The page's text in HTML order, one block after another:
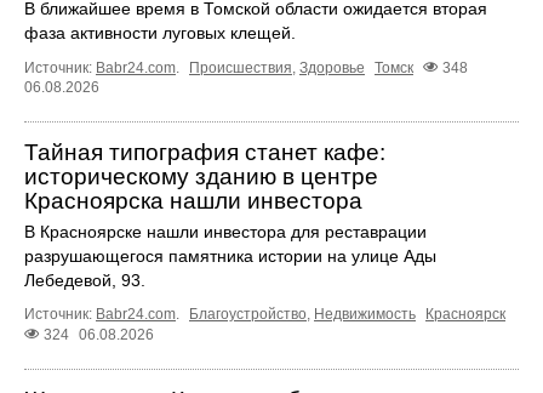
В ближайшее время в Томской области ожидается вторая
фаза активности луговых клещей.
Источник: Babr24.com. Происшествия, Здоровье Томск
348
06.08.2026
Тайная типография станет кафе:
историческому зданию в центре
Красноярска нашли инвестора
В Красноярске нашли инвестора для реставрации
разрушающегося памятника истории на улице Ады
Лебедевой, 93.
Источник: Babr24.com. Благоустройство, Недвижимость
Красноярск
324 06.08.2026